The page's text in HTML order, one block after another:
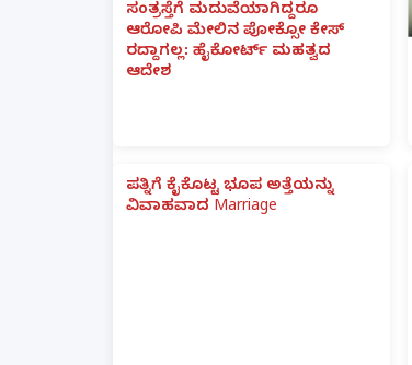
ಸಂತ್ರಸ್ತೆಗೆ ಮದುವೆಯಾಗಿದ್ದರೂ
ಆರೋಪಿ ಮೇಲಿನ ಪೋಕ್ಸೋ ಕೇಸ್
ರದ್ದಾಗಲ್ಲ: ಹೈಕೋರ್ಟ್ ಮಹತ್ವದ
ಆದೇಶ
ಪತ್ನಿಗೆ ಕೈಕೊಟ್ಟ ಭೂಪ ಅತ್ತೆಯನ್ನು
ವಿವಾಹವಾದ Marriage